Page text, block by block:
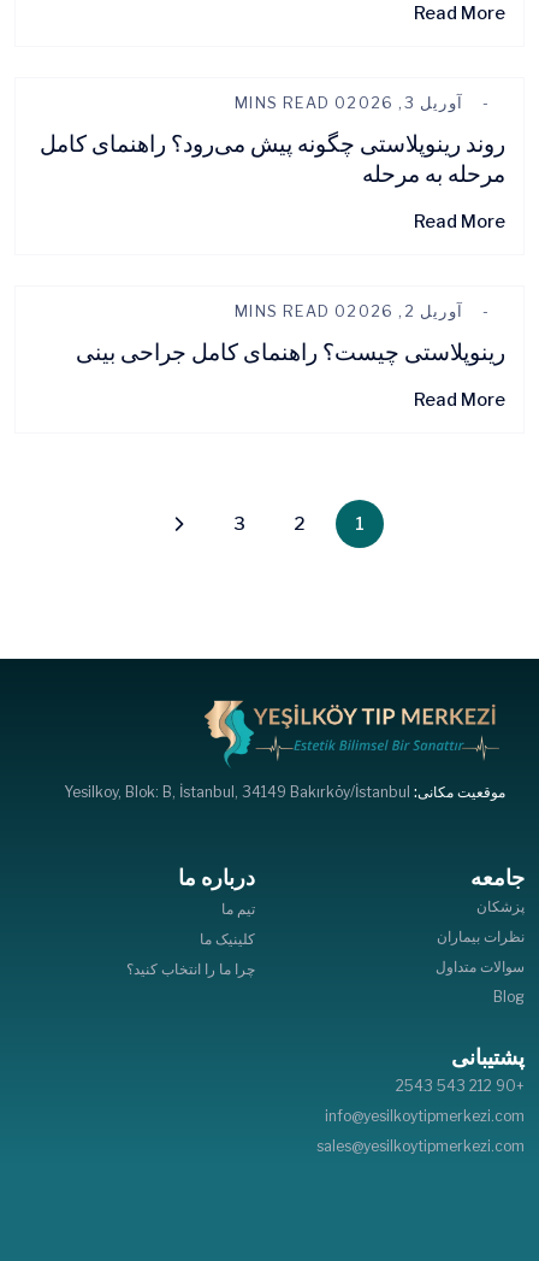
Read More
آوریل 3, 2026 0 MINS READ
روند رینوپلاستی چگونه پیش می‌رود؟ راهنمای کامل
مرحله به مرحله
Read More
آوریل 2, 2026 0 MINS READ
رینوپلاستی چیست؟ راهنمای کامل جراحی بینی
Read More
1
2
3
موقعیت مکانی:
جامعه
پزشکان
نظرات بیماران
سوالات متداول
Blog
درباره ما
تیم ما
کلینیک ما
چرا ما را انتخاب کنید؟
پشتیبانی
+90 212 543 2543
info@yesilkoytipmerkezi.com
sales@yesilkoytipmerkezi.com